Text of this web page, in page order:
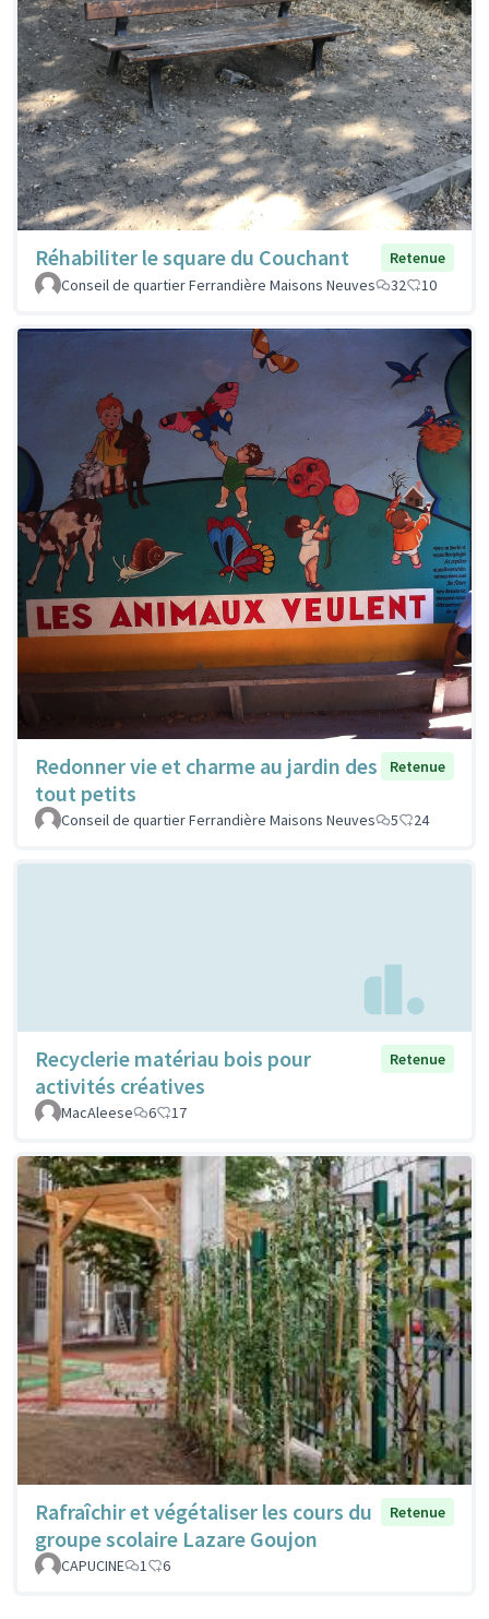
Réhabiliter le square du Couchant
Retenue
Conseil de quartier Ferrandière Maisons Neuves
32 10
Redonner vie et charme au jardin des
tout petits
Retenue
Conseil de quartier Ferrandière Maisons Neuves 5 24
Recyclerie matériau bois pour
activités créatives
Retenue
MacAleese 6 17
Rafraîchir et végétaliser les cours du
groupe scolaire Lazare Goujon
Retenue
CAPUCINE 1 6